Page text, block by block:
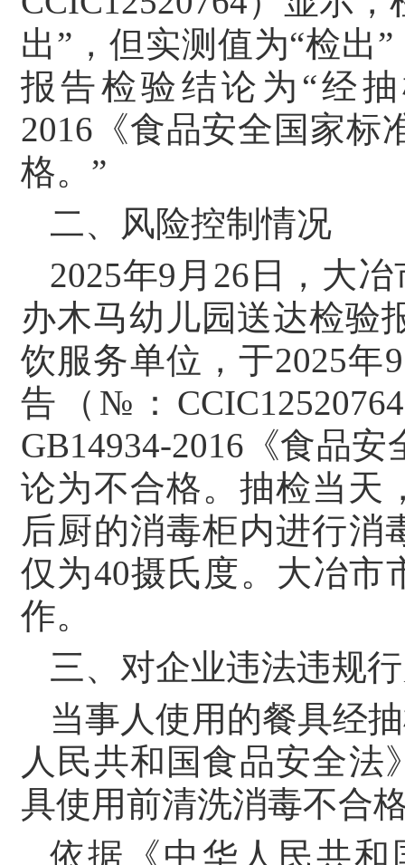
出”，但实测值为“检出
报告检验结论为“经
2016《食品安全国家标
格。”
二、风险控制情况
2025年9月26日，大
办木马幼儿园送达检验
饮服务单位，于2025年
告（№：
GB14934-2016《食品
论为不合格。抽检当天
后厨的消毒柜内进行消
仅为40摄氏度。大冶市
作。
三、对企业违法违规
当事人使用的餐具经
人民共和国食品安全法
具使用前清洗消毒不合
依据《中华人民共